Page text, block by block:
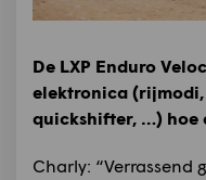
De LXP Enduro
elektronica
quickshifter, …) hoe
Charly: “Verrassend